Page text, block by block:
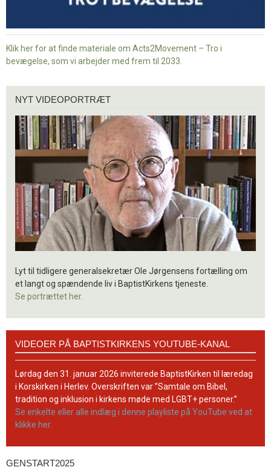
Klik her for at finde materiale om Acts2Movement – Tro i
bevægelse, som vi arbejder med frem til 2033.
videoportræt
NYT VIDEOPORTRÆT
Lyt til tidligere generalsekretær Ole Jørgensens fortælling om
et langt og spændende liv i BaptistKirkens tjeneste.
Se portrættet her.
BaptistKirkens
YouTube-
kanal
VIDEOER PÅ BAPTISTKIRKENS YOUTUBE-KANAL
Lørdag den 31. januar 2026 inviterede BaptistKirken til læredag
i Korskirken i Herlev. Overskriften var ”Samtale om Bibel,
tradition og inklusion i kirkens møde med LGBT+ personer.”
Se enkelte eller alle indlæg i denne playliste på YouTube ved at
klikke her.
Genstart2025
GENSTART2025